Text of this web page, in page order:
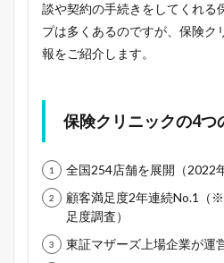
談や契約の手続きをしてくれる
プは多くあるのですが、保険ク
報をご紹介します。
保険クリニックの4つ
全国254店舗を展開（2022
顧客満足度2年連続No.1（
足度調査）
東証マザーズ上場企業が運